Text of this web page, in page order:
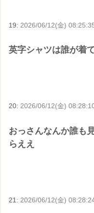
19: 2026/06/12(金)
英字シャツは誰が着
20:2026/06/12(金)
おっさんなんか誰も
らええ
21: 2026/06/12(金)